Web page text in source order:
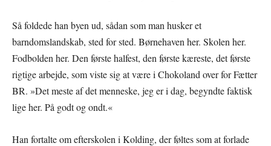
Så foldede han byen ud, sådan som man husker et
barndomslandskab, sted for sted. Børnehaven her. Skolen her.
Fodbolden her. Den første halfest, den første kæreste, det første
rigtige arbejde, som viste sig at være i Chokoland over for Fætter
BR. »Det meste af det menneske, jeg er i dag, begyndte faktisk
lige her. På godt og ondt.«
Han fortalte om efterskolen i Kolding, der føltes som at forlade